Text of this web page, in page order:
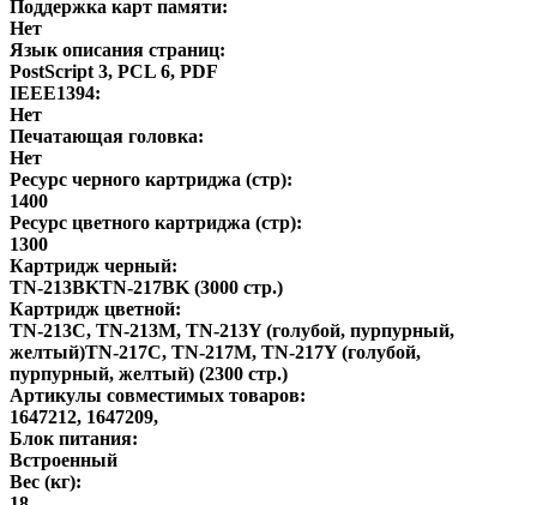
Поддержка карт памяти:
Нет
Язык описания страниц:
PostScript 3, PCL 6, PDF
IEEE1394:
Нет
Печатающая головка:
Нет
Ресурс черного картриджа (стр):
1400
Ресурс цветного картриджа (стр):
1300
Картридж черный:
TN-213BKTN-217BK (3000 стр.)
Картридж цветной:
TN-213C, TN-213M, TN-213Y (голубой, пурпурный,
желтый)TN-217C, TN-217M, TN-217Y (голубой,
пурпурный, желтый) (2300 стр.)
Артикулы совместимых товаров:
1647212, 1647209,
Блок питания:
Встроенный
Вес (кг):